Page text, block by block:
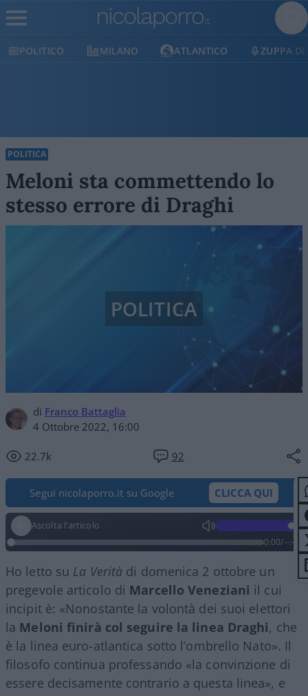
MILANO ATLANTICO ZUPPA DI PORRO
POLITICA
Meloni sta commettendo lo
stesso errore di Draghi
di Franco Battaglia
4 Ottobre 2022, 16:00
22.7k 92
POLITICA
Segui nicolaporro.it su Google CLICCA QUI
Ascolta l'articolo
0:00/--:--
Ho letto su La Verità di domenica 2 ottobre un
pregevole articolo di Marcello Veneziani il cui
incipit è: «Nonostante la volontà dei suoi elettori
la Meloni finirà col seguire la linea Draghi, che
è la linea euro-atlantica sotto l’ombrello Nato». Il
filosofo continua professando «la convinzione di
essere decisamente contrario a questa linea», e